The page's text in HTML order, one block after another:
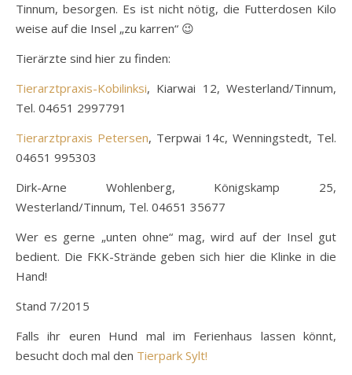
Tinnum, besorgen. Es ist nicht nötig, die Futterdosen Kilo
weise auf die Insel „zu karren“ 😉
Tierärzte sind hier zu finden:
Tierarztpraxis-Kobilinksi, Kiarwai 12, Westerland/Tinnum,
Tel. 04651 2997791
Tierarztpraxis Petersen, Terpwai 14c, Wenningstedt, Tel.
04651 995303
Dirk-Arne Wohlenberg, Königskamp 25,
Westerland/Tinnum, Tel. 04651 35677
Wer es gerne „unten ohne“ mag, wird auf der Insel gut
bedient. Die FKK-Strände geben sich hier die Klinke in die
Hand!
Stand 7/2015
Falls ihr euren Hund mal im Ferienhaus lassen könnt,
besucht doch mal den Tierpark Sylt!